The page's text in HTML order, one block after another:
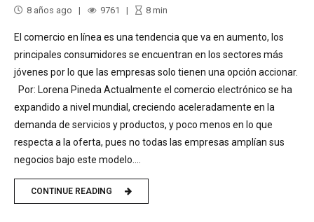
8 años ago 9761 8min
El comercio en línea es una tendencia que va en aumento, los
principales consumidores se encuentran en los sectores más
jóvenes por lo que las empresas solo tienen una opción accionar.
Por: Lorena Pineda Actualmente el comercio electrónico se ha
expandido a nivel mundial, creciendo aceleradamente en la
demanda de servicios y productos, y poco menos en lo que
respecta a la oferta, pues no todas las empresas amplían sus
negocios bajo este modelo....
CONTINUE READING